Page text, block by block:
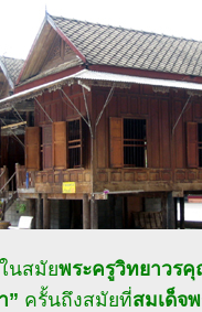
นสมัยพระครูวิทยาวร
” ครั้นถึงสมัยที่สมเด็จ